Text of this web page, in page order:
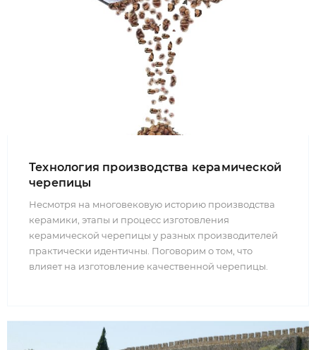
Технология производства керамической
черепицы
Несмотря на многовековую историю производства
керамики, этапы и процесс изготовления
керамической черепицы у разных производителей
практически идентичны. Поговорим о том, что
влияет на изготовление качественной черепицы.